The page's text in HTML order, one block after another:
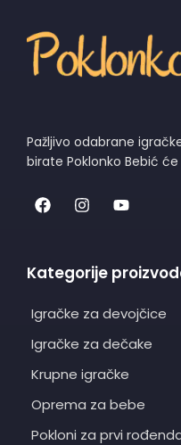
Pažljivo odabrane
birate Poklonko Bebić
Kategorije
Igračke za devojčice
Igračke za dečake
Krupne igračke
Oprema za bebe
Pokloni za prvi